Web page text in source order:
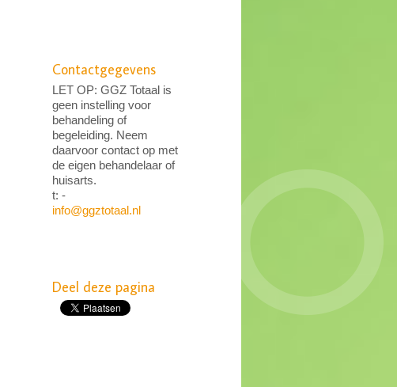
Contactgegevens
LET OP: GGZ Totaal is
geen instelling voor
behandeling of
begeleiding. Neem
daarvoor contact op met
de eigen behandelaar of
huisarts.
t: -
info@ggztotaal.nl
Deel deze pagina